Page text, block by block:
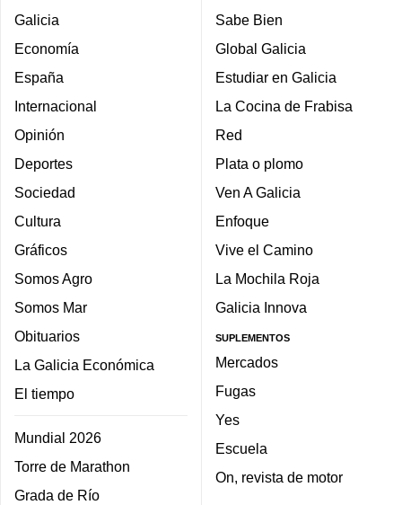
Galicia
Economía
España
Internacional
Opinión
Deportes
Sociedad
Cultura
Gráficos
Somos Agro
Somos Mar
Obituarios
La Galicia Económica
El tiempo
Mundial 2026
Torre de Marathon
Grada de Río
Sabe Bien
Global Galicia
Estudiar en Galicia
La Cocina de Frabisa
Red
Plata o plomo
Ven A Galicia
Enfoque
Vive el Camino
La Mochila Roja
Galicia Innova
SUPLEMENTOS
Mercados
Fugas
Yes
Escuela
On, revista de motor